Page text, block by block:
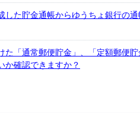
した貯金通帳からゆうちょ銀行の
た「通常郵便貯金」、「定額郵便
か確認できますか？